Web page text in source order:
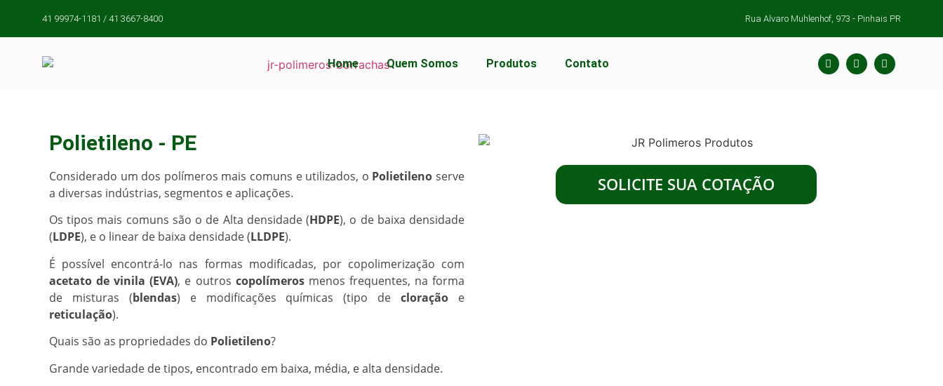
41 99974-1181 / 41 3667-8400 Rua Alvaro Muhlenhof, 973 - Pinhais PR
Home Quem Somos Produtos Contato
Polietileno - PE
Considerado um dos polímeros mais comuns e utilizados, o Polietileno serve
a diversas indústrias, segmentos e aplicações.
Os tipos mais comuns são o de Alta densidade (HDPE), o de baixa densidade
(LDPE), e o linear de baixa densidade (LLDPE).
É possível encontrá-lo nas formas modificadas, por copolimerização com
acetato de vinila (EVA), e outros copolímerosmenos frequentes, na forma
de misturas (blendas) e modificações químicas (tipo decloração e
reticulação).
Quais são as propriedades do Polietileno?
Grande variedade de tipos, encontrado em baixa, média, e alta densidade.
SOLICITE SUA COTAÇÃO